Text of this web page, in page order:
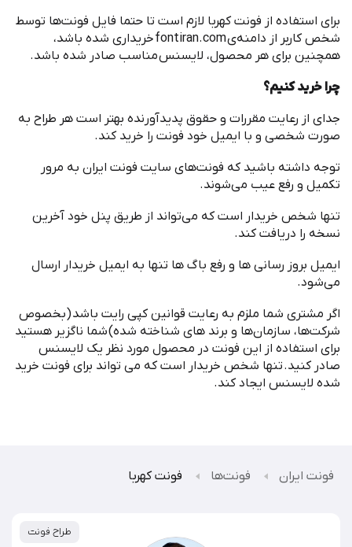
برای استفاده از ‌فونت کهربا لازم است تا حتما فایل فونتها توسط
شخص کاربر از دامنهیfontiran.comخریداری شده باشد،
همچنین برای هر محصول، لایسنس مناسب صادر شده باشد.
چرا خرید کنیم؟
جدای از رعایت مقررات و حقوق پدیدآورنده بهتر است هر طراح به
صورت شخصی و با ایمیل خود فونت را خرید کند.
توجه داشته باشید که فونتهای سایت فونت ایران به مرور
تکمیل و رفع عیب میشوند.
تنها شخص خریدار است که میتواند از طریق پنل خود آخرین
نسخه را دریافت کند.
ایمیل بروز رسانی ها و رفع باگ ها تنها به ایمیل خریدار ارسال
میشود.
اگر مشتری شما ملزم به رعایت قوانین کپی رایت باشد(بخصوص
شرکتها، سازمانها و برند های شناخته شده)شما ناگزیر هستید
برای استفاده از این فونت در محصول مورد نظر یک لایسنس
صادر کنید.تنها شخص خریدار است که می تواند برای فونت خرید
شده لایسنس ایجاد کند.
فونت ایران فونت‌ها فونت کهربا
طراح فونت